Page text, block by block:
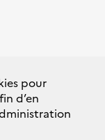
pour
d’en